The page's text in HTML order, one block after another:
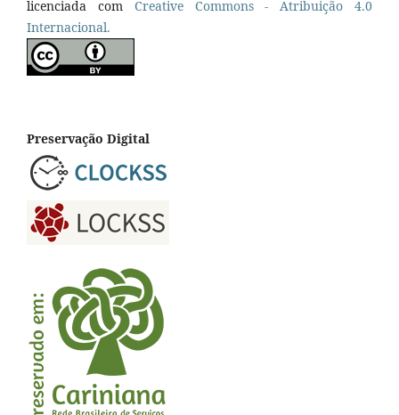
licenciada com Creative Commons - Atribuição 4.0
Internacional.
Preservação Digital